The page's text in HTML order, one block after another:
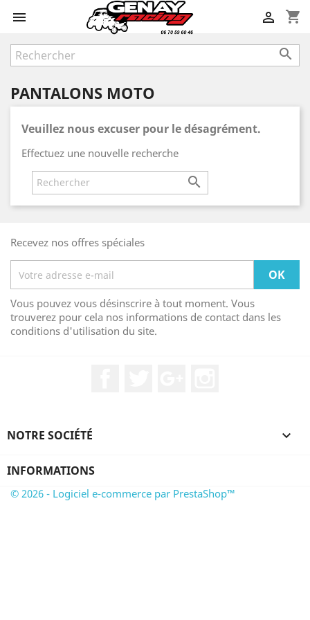
 shopping_cart


PANTALONS MOTO
Veuillez nous excuser pour le désagrément.
Effectuez une nouvelle recherche

Recevez nos offres spéciales
Vous pouvez vous désinscrire à tout moment. Vous
trouverez pour cela nos informations de contact dans les
conditions d'utilisation du site.
NOTRE SOCIÉTÉ 
INFORMATIONS
© 2026 - Logiciel e-commerce par PrestaShop™